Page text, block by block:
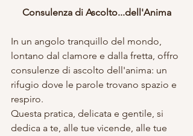
Consulenza di Ascolto...dell'Anima
In un angolo tranquillo del mondo,
lontano dal clamore e dalla fretta, offro
consulenze di ascolto dell'anima: un
rifugio dove le parole trovano spazio e
respiro.
Questa pratica, delicata e gentile, si
dedica a te, alle tue vicende, alle tue